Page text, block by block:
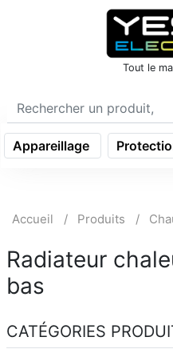
icon menu burger
Tout le
Appareillage
Accueil Produits
Radiateur
bas
CATÉGORIES